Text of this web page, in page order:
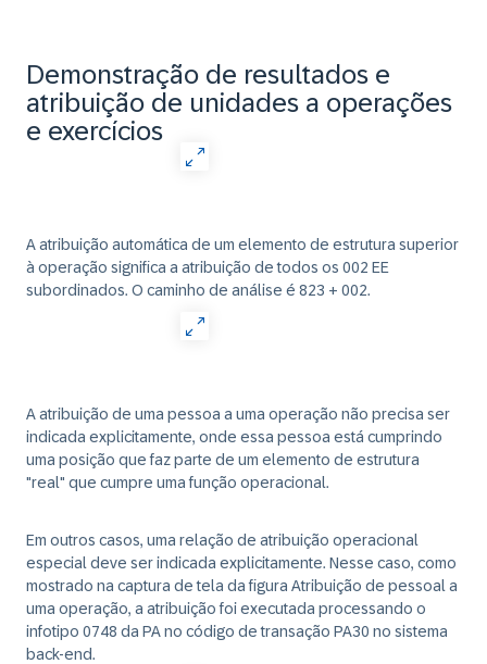
Demonstração de resultados e
atribuição de unidades a operações
e exercícios
A atribuição automática de um elemento de estrutura superior
à operação significa a atribuição de todos os 002 EE
subordinados. O caminho de análise é 823 + 002.
A atribuição de uma pessoa a uma operação não precisa ser
indicada explicitamente, onde essa pessoa está cumprindo
uma posição que faz parte de um elemento de estrutura
"real" que cumpre uma função operacional.
Em outros casos, uma relação de atribuição operacional
especial deve ser indicada explicitamente. Nesse caso, como
mostrado na captura de tela da figura Atribuição de pessoal a
uma operação, a atribuição foi executada processando o
infotipo 0748 da PA no código de transação PA30 no sistema
back-end.